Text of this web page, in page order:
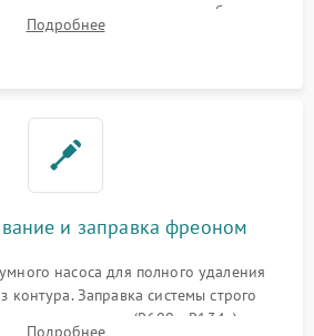
изношенных вентиляторов обдува,
или поврежденных дверных петель.
Подробнее
и заправка фреоном
насоса для полного удаления
контура. Заправка системы строго
хладагента (R600a, R134a) по
Подробнее